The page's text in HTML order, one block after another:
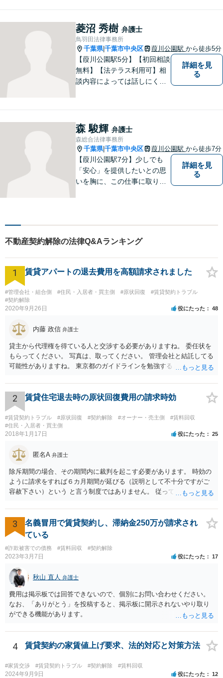
題でも一人で抱え込まずにま
ずはご相談ください。問題の
解決に向けて誠心誠意対応い
たします。【近隣駐車場あ
り】
菱沼 秀樹 弁護士
鳥羽田法律事務所
千葉県|千葉市中央区 葭川公園駅 から徒歩5分
【葭川公園駅5分】【初回相談
無料】【法テラス利用可】相
談内容によっては話しにくい
します。誠実な対応と迅速な
事件解決を心がけておりま
す。お困りの方はご相談くだ
さい。
詳細を見
る
森 駿輝 弁護士
森総合法律事務所
千葉県|千葉市中央区 葭川公園駅 から徒歩7分
【葭川公園駅7分】少しでも
「安心」を提供したいとの思
いを胸に、この仕事に取り組
ど対応分野多数。お気軽にご
相談ください。
詳細を見
る
不動産契約解除の法律Q&Aランキング
1 賃貸アパートの退去費用を高額請求されました
#管理会社・組合側 #住民・入居者・買主側 #原状回復
#賃貸契約トラブル
#契約解除
2020年9月26日 役にたった 48
内藤 政信 弁護士
貸主から代理権を得ている人と交渉する必要がありますね。 委任状を
もらってください。 写真は、取ってください。 管理会社と結託してる
可能性がありますね。 東京都のガイドラインを勉強するといいでしょ
2 賃貸住宅退去時の原状回復費用の請求時効
#賃貸契約トラブル #原状回復 #契約解除 #オーナー・売主側
#賃料回収
#住民・入居者・買主側
2018年1月17日 役にたった 25
匿名A 弁護士
除斥期間の場合、その期間内に裁判を起こす必要があります。 時効の
ように請求をすれば６カ月期間が延びる（説明として不十分ですがご
容赦下さい）という と言う制度ではありません。 従って、理論上は１
3
名義冒用で賃貸契約し、滞納金250万が請求され
ている
#詐欺被害での債務 #賃料回収 #契約解除
2023年3月7日 役にたった 17
秋山 直人 弁護士
費用は掲示板では回答できないので、個別にお問い合わせください。
なお、「ありがとう」を投稿すると、掲示板に開示されないやり取り
ができる機能があります。
4 賃貸契約の家賃値上げ要求、法的対応と対策方法
#家賃交渉 #賃貸契約トラブル #契約解除 #賃料回収
2024年9月9日 役にたった 12